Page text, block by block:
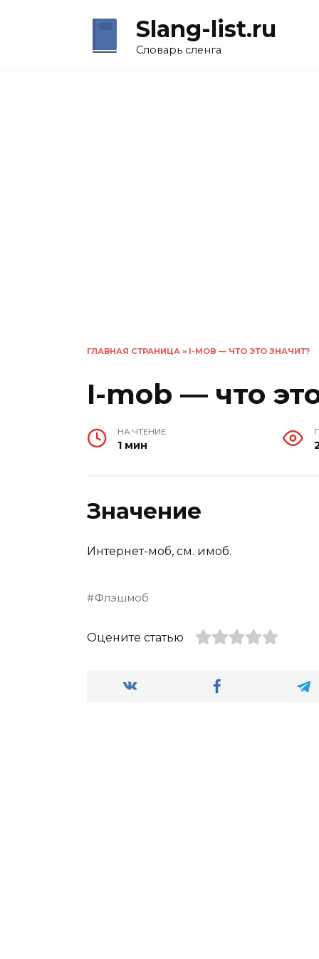
Slang-list.ru
Словарь сленга
ГЛАВНАЯ СТРАНИЦА » I-MOB — ЧТО ЭТО ЗНАЧИТ?
I-mob — что
НА ЧТЕНИЕ
1 мин
Значение
Интернет-моб, см. имоб.
Флэшмоб
Оцените статью